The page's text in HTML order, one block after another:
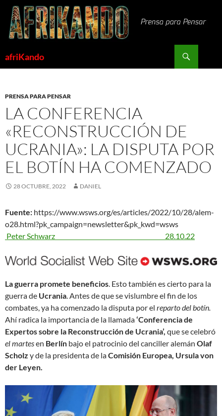
Saltar
contenido
afriKando
PRENSA PARA PENSAR
LA CONFERENCIA
«RECONSTRUCCIÓN DE
UCRANIA»: LA DISPUTA POR
EL BOTÍN HA COMENZADO
28 OCTUBRE, 2022 DANIEL
Fuente: https://www.wsws.org/es/articles/2022/10/28/alem-
o28.html?pk_campaign=newsletter&pk_kwd=wsws
Peter Schwarz 28.10.22
La guerra promete beneficios. Esto también es cierto para la
guerra de Ucrania. Antes de que se vislumbre el fin de los
combates, ya ha comenzado la disputa por el reparto del botín.
Ahí radica la importancia de la llamada‘Conferencia de
Expertos sobre la Reconstrucción de Ucrania’, que se celebró
el martesen Berlín bajo el patrocinio del canciller alemán Olaf
Scholz y de la presidenta de laComisión Europea, Ursula von
der Leyen.